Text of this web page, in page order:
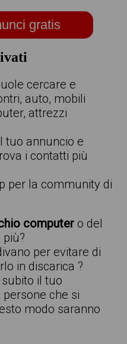
gratis
cercare e
auto, mobili
attrezzi
tuo annuncio e
i contatti più
per la community di
computer o del
per evitare di
in discarica ?
il tuo
che si
modo saranno